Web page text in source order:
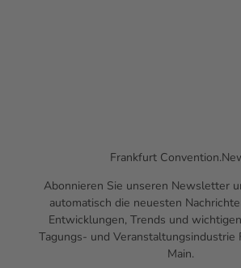
Frankfurt
Abonnieren Sie unseren Newsletter
automatisch die neuesten
Entwicklungen,Trends und
Tagungs- und Veranstaltungsindustrie
Main.